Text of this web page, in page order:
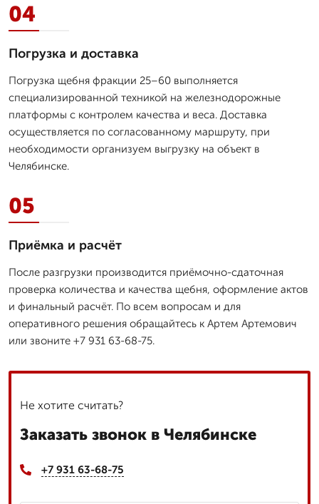
04
Погрузка и доставка
Погрузка щебня фракции 25–60 выполняется
специализированной техникой на железнодорожные
платформы с контролем качества и веса. Доставка
осуществляется по согласованному маршруту, при
необходимости организуем выгрузку на объект в
Челябинске.
05
Приёмка и расчёт
После разгрузки производится приёмочно-сдаточная
проверка количества и качества щебня, оформление актов
и финальный расчёт. По всем вопросам и для
оперативного решения обращайтесь к Артем Артемович
или звоните +7 931 63-68-75.
Не хотите считать?
Заказать звонок в Челябинске
+7 931 63-68-75